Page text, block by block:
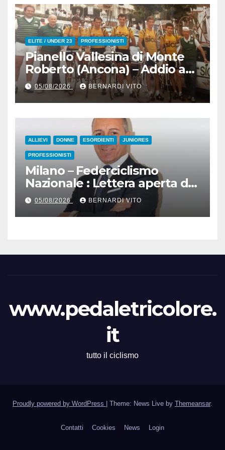
ELITE / UNDER 23 PROFESSIONISTI
Pianello Vallesina di Monte
Roberto (Ancona) – Addio ad
Alderino Bartoloni, Direttore
Sportivo rigorosamente
Gentile
05/08/2026 BERNARDI VITO
ALLIEVI DONNE ESORDIENTI JUNIORES
PROFESSIONISTI
Milano – Federciclismo
Nazionale : Lettera aperta del
Presidente Cordiano
Dagnoni
05/08/2026 BERNARDI VITO
www.pedaletricolore.
it
tutto il ciclismo
Proudly powered by WordPress Theme: News Live by Themeansar.
Contatti Cookies News Login